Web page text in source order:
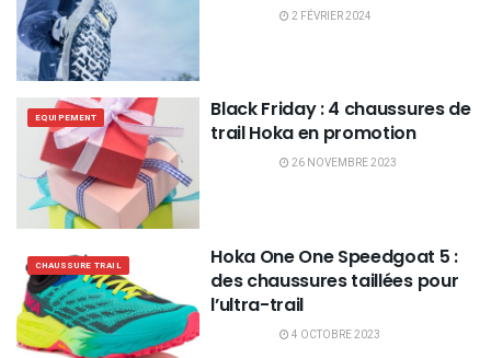
2 FÉVRIER 2024
EQUIPEMENT
Black Friday : 4 chaussures de
trail Hoka en promotion
26 NOVEMBRE 2023
CHAUSSURE TRAIL
Hoka One One Speedgoat 5 :
des chaussures taillées pour
l’ultra-trail
4 OCTOBRE 2023